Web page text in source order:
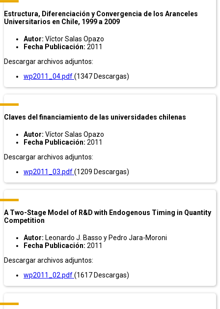
Estructura, Diferenciación y Convergencia de los Aranceles
Universitarios en Chile, 1999 a 2009
Autor: Víctor Salas Opazo
Fecha Publicación: 2011
Descargar archivos adjuntos:
wp2011_04.pdf(1347 Descargas)
Claves del financiamiento de las universidades chilenas
Autor: Víctor Salas Opazo
Fecha Publicación: 2011
Descargar archivos adjuntos:
wp2011_03.pdf(1209 Descargas)
A Two-Stage Model of R&D with Endogenous Timing in Quantity
Competition
Autor: Leonardo J. Basso y Pedro Jara-Moroni
Fecha Publicación: 2011
Descargar archivos adjuntos:
wp2011_02.pdf(1617 Descargas)